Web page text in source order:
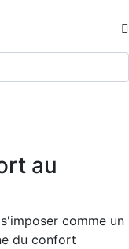
au
comme un
du confort